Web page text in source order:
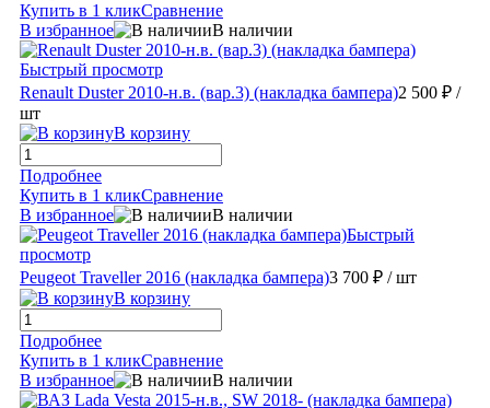
Купить в 1 кликСравнение
В избранное
В наличии
Быстрый просмотр
Renault Duster 2010-н.в. (вар.3) (накладка бампера)2 500 ₽ /
шт
В корзину
Подробнее
Купить в 1 кликСравнение
В избранное
В наличии
Быстрый
просмотр
Peugeot Traveller 2016 (накладка бампера)3 700 ₽ / шт
В корзину
Подробнее
Купить в 1 кликСравнение
В избранное
В наличии